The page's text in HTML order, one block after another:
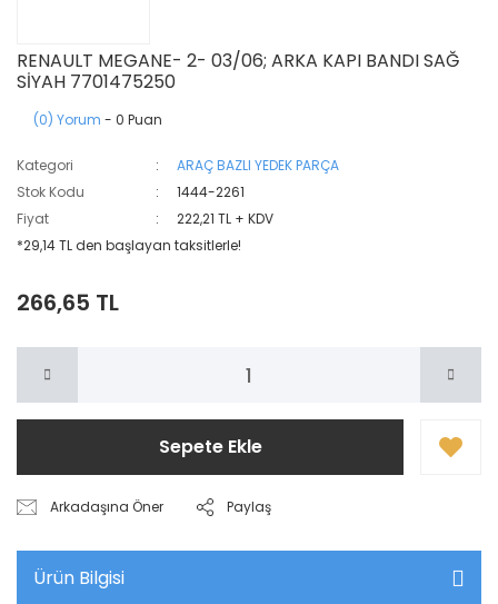
RENAULT MEGANE- 2- 03/06; ARKA KAPI BANDI SAĞ
SİYAH 7701475250
(0) Yorum - 0 Puan
Kategori
ARAÇ BAZLI YEDEK PARÇA
Stok Kodu
1444-2261
Fiyat
222,21 TL + KDV
*29,14 TL den başlayan taksitlerle!
266,65 TL
Sepete Ekle
Arkadaşına Öner Paylaş
Ürün Bilgisi